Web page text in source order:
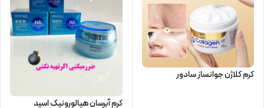
کرم کلاژن جوانساز سادور
کرم آبرسان هیالورونیک اسید